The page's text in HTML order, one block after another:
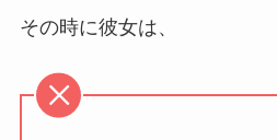
その時に彼女は、